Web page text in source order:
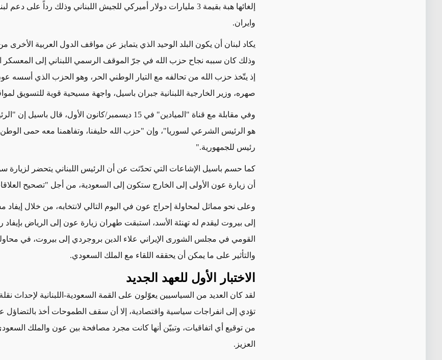
إلغائها هبة بقيمة 3 مليارات دولار أميركي للجيش اللبناني وذلك رداً على
وايران.
يكاد لبنان أن يكون البلد الوحيد الذي يتمايز عن مواقف الدول العربية الأخرى
وذلك كان سببه نجاح حزب الله في جرّ الموقف الرسمي اللبناني إلى المعسكر
إذ يتّخذ حزب الله من تحالفه مع التيار الوطني الحر، وهو الحزب الذي أسسه
صهره، وزير الخارجية اللبنانية جبران باسيل، واجهة مسيحية قوية للتسويق
وفي مقابلة مع قناة "الميادين" في 15 ديسمبر/كانون الأول، قال
هو الرئيس الشرعي لسوريا"، وإن "حزب الله حليفنا، وتفاهمنا معه حمى
رئيس للجمهورية."
كما حسم باسيل الإشاعات التي تحدّثت عن أن الرئيس اللبناني يتحضر لزيارة
أن زيارة عون الأولى إلى الخارج ستكون إلى السعودية، من أجل "تصحيح
وعلى نحو مماثل لمحاولة إحراج عون في اليوم التالي لانتخابه، من خلال
إلى بيروت ليقدم له تهنئة الأسد، استبقت طهران زيارة عون إلى الرياض بإيفاد
القومي في مجلس الشورى الإيراني علاء الدين بروجردي إلى بيروت، في
والتأثير على ما يمكن أن يحققه اللقاء مع الملك السعودي.
الاختبار الأول للعهد الجديد
لقد كان العديد من السياسيين يعوّلون على القمة السعودية-اللبنانية لإحداث
تؤدي إلى انفراجات سياسية واقتصادية، إلا أن سقف الطموحات أخذ بالتضاؤل
من توقيع أي اتفاقيات، وتبيّن أنها كانت مجرد مصافحة بين عون والملك
العزيز.